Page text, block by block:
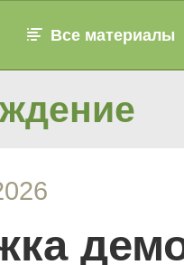
Все материалы